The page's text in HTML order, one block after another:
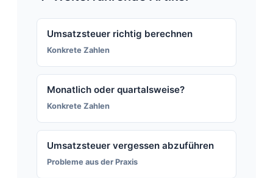
Umsatzsteuer richtig berechnen
Konkrete Zahlen
Monatlich oder quartalsweise?
Konkrete Zahlen
Umsatzsteuer vergessen abzuführen
Probleme aus der Praxis